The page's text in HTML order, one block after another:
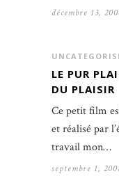
décembre 13,
LE PUR
DU PLAISIR
Ce petit film
et réalisé par
travail mon…
septembre 1,